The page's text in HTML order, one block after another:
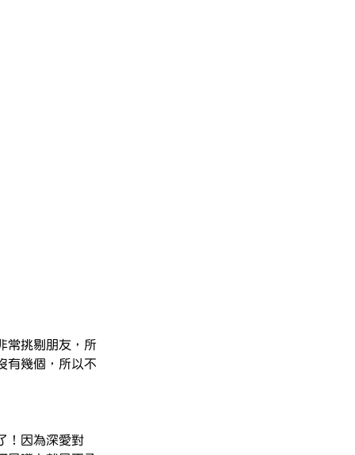
常挑剔朋友，所
有幾個，所以不
！因為深愛對